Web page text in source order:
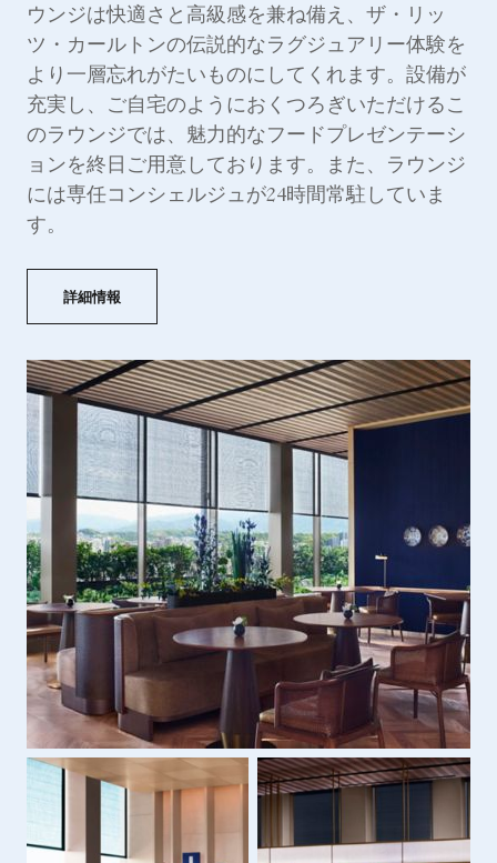
ウンジは快適さと高級感を兼ね備え、ザ・リッ
ツ・カールトンの伝説的なラグジュアリー体験を
より一層忘れがたいものにしてくれます。設備が
充実し、ご自宅のようにおくつろぎいただけるこ
のラウンジでは、魅力的なフードプレゼンテーシ
ョンを終日ご用意しております。また、ラウンジ
には専任コンシェルジュが24時間常駐していま
す。
詳細情報